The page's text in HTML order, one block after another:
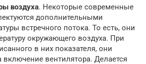
воздуха. Некоторые современные
дополнительными
встречного потока. То есть, они
окружающего воздуха. При
в них показателя, они
вентилятора. Делается